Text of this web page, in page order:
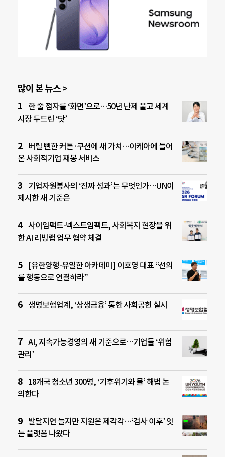
많이 본 뉴스 >
한 줄 점자를 ‘화면’으로…50년 난제 풀고 세계
시장 두드린 ‘닷’
버릴 뻔한 커튼·쿠션에 새 가치…이케아에 들어
온 사회적기업 재봉 서비스
기업자원봉사의 ‘진짜 성과’는 무엇인가…UN이
제시한 새 기준은
사이임팩트-넥스트임팩트, 사회복지 현장을 위
한 AI 리빙랩 업무 협약 체결
[유한양행-유일한 아카데미] 이호영 대표 “선의
를 행동으로 연결하라”
생명보험업계, ‘상생금융’ 통한 사회공헌 실시
AI, 지속가능경영의 새 기준으로…기업들 ‘위험
관리’
18개국 청소년 300명, ‘기후위기와 물’ 해법 논
의한다
발달지연 늘지만 지원은 제각각…‘검사 이후’ 잇
는 플랫폼 나왔다